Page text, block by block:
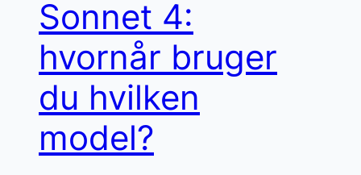
Sonnet 4:
hvornår bruger
du hvilken
model?